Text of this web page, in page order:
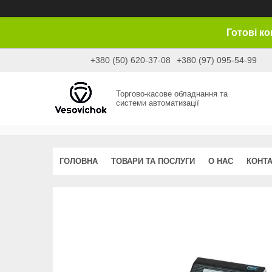
Готові
+380 (50) 620-37-08 +380 (97) 095-54-99
Торгово-касове обладнання та
системи автоматизації
ГОЛОВНА ТОВАРИ ТА ПОСЛУГИ О НАС